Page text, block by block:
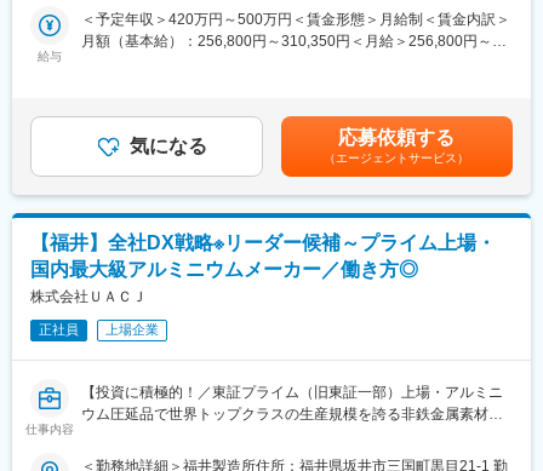
└販売接客、事務、技術職、介護職など未経験スタートの社員が
多く定着・活躍中
（3）日本郵政Gならではの安心できる評価制度
└ノルマはなく上長と相談しながら目標設定。売上だけでなく、
お客様対応の質やアフターフォローなども含めて総合的に評価
教育、結婚、出産、老後など日々の暮らしの中で生じるお悩みに
対し、郵便局と一体となった地域密着のサービスを活かしなが
ら、一人ひとりに寄り添ったご案内・ご相談対応を行います。
例）1日の流れ：
8:30始業／9:00訪問準備～訪問※契約内容のご説明等など
16:00帰社（翌日以降の訪問準備・事務作業）／17:15退社
禁煙（事業所により喫煙スペースあり））変更の範囲：他福井県
内3カ所の郵便局
給与
＜予定年収＞420万円～500万円＜賃金形態＞月給制＜賃金内訳＞
月額（基本給）：256,800円～310,350円＜月給＞256,800円～
当、都市部に勤務する社員に対する勤務地手当等を支給■詳細は社
内規程に基づき決定します。■昇給：年1回／賞与：年2回賃金は
あくまでも目安の金額であり、選考を通じて上下する可能性があ
ります。月給(月額)は固定手当を含めた表記です。
気になる 応募依頼する
（エージェントサービス）
【福井】全社DX戦略※リーダー候補～プライム上場・
国内最大級アルミニウムメーカー／働き方◎
株式会社ＵＡＣＪ
正社員 上場企業
仕事内容
【投資に積極的！／東証プライム（旧東証一部）上場・アルミニ
ウム圧延品で世界トップクラスの生産規模を誇る非鉄金属素材メ
レックスタイム制有と長期で働きやすい環境】
＜勤務地詳細＞福井製造所住所：福井県坂井市三国町黒目21-1 勤